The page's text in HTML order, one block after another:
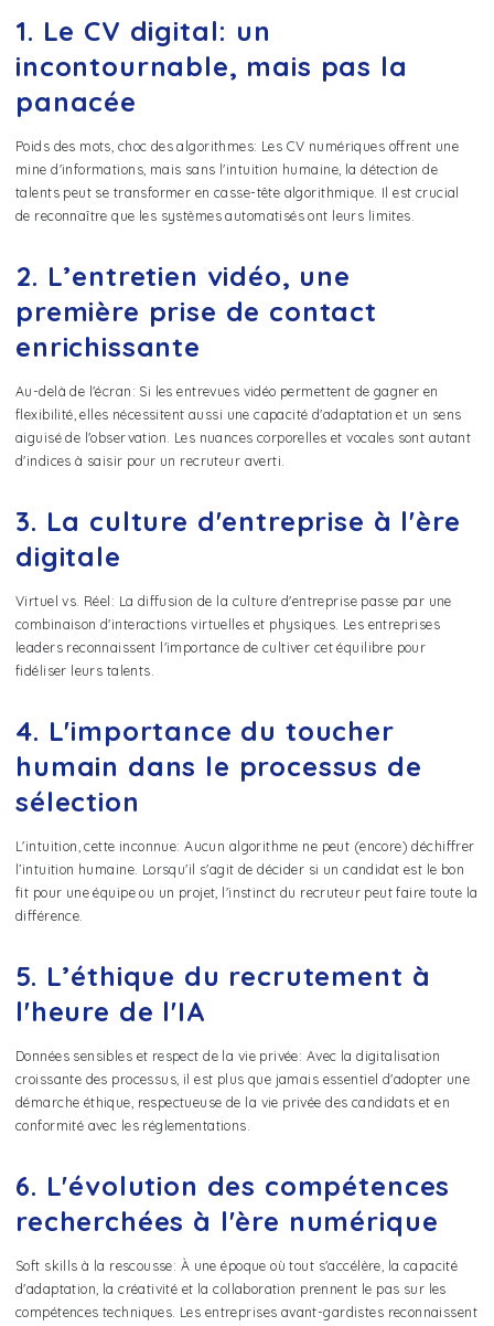
1. Le CV digital: un
incontournable, mais pas la
panacée
Poids des mots, choc des algorithmes: Les CV numériques offrent une
mine d'informations, mais sans l'intuition humaine, la détection de
talents peut se transformer en casse-tête algorithmique. Il est crucial
de reconnaître que les systèmes automatisés ont leurs limites.
2. L’entretien vidéo, une
première prise de contact
enrichissante
Au-delà de l'écran: Si les entrevues vidéo permettent de gagner en
flexibilité, elles nécessitent aussi une capacité d'adaptation et un sens
aiguisé de l'observation. Les nuances corporelles et vocales sont autant
d'indices à saisir pour un recruteur averti.
3. La culture d'entreprise à l'ère
digitale
Virtuel vs. Réel: La diffusion de la culture d'entreprise passe par une
combinaison d'interactions virtuelles et physiques. Les entreprises
leaders reconnaissent l'importance de cultiver cet équilibre pour
fidéliser leurs talents.
4. L'importance du toucher
humain dans le processus de
sélection
L'intuition, cette inconnue: Aucun algorithme ne peut (encore) déchiffrer
l’intuition humaine. Lorsqu'il s'agit de décider si un candidat est le bon
fit pour une équipe ou un projet, l'instinct du recruteur peut faire toute la
différence.
5. L’éthique du recrutement à
l'heure de l'IA
Données sensibles et respect de la vie privée: Avec la digitalisation
croissante des processus, il est plus que jamais essentiel d'adopter une
démarche éthique, respectueuse de la vie privée des candidats et en
conformité avec les réglementations.
6. L'évolution des compétences
recherchées à l'ère numérique
Soft skills à la rescousse: À une époque où tout s'accélère, la capacité
d'adaptation, la créativité et la collaboration prennent le pas sur les
compétences techniques. Les entreprises avant-gardistes reconnaissent